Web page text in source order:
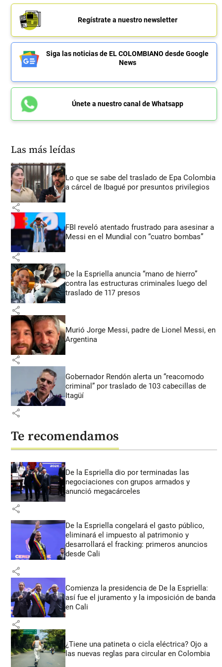
Regístrate a nuestro newsletter
Siga las noticias de EL COLOMBIANO desde Google
News
Únete a nuestro canal de Whatsapp
Las más leídas
Lo que se sabe del traslado de Epa Colombia
a cárcel de Ibagué por presuntos privilegios
share
FBI reveló atentado frustrado para asesinar a
Messi en el Mundial con “cuatro bombas”
share
De la Espriella anuncia “mano de hierro”
contra las estructuras criminales luego del
traslado de 117 presos
share
Murió Jorge Messi, padre de Lionel Messi, en
Argentina
share
Gobernador Rendón alerta un “reacomodo
criminal” por traslado de 103 cabecillas de
Itagüí
share
Te recomendamos
De la Espriella dio por terminadas las
negociaciones con grupos armados y
anunció megacárceles
share
De la Espriella congelará el gasto público,
eliminará el impuesto al patrimonio y
desarrollará el fracking: primeros anuncios
desde Cali
share
Comienza la presidencia de De la Espriella:
así fue el juramento y la imposición de banda
en Cali
share
¿Tiene una patineta o cicla eléctrica? Ojo a
las nuevas reglas para circular en Colombia